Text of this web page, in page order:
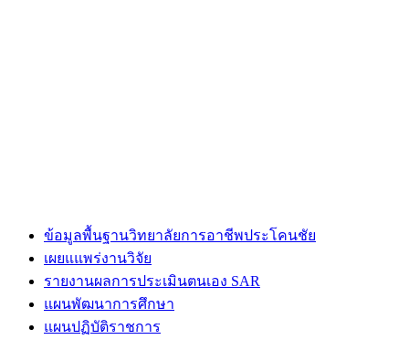
ข้อมูลพื้นฐานวิทยาลัยการอาชีพประโคนชัย
เผยแแพร่งานวิจัย
รายงานผลการประเมินตนเอง SAR
แผนพัฒนาการศึกษา
แผนปฏิบัติราชการ